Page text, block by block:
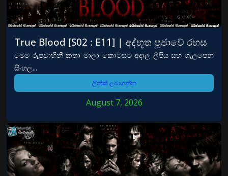
True Blood [S02 : E11] | අද්භූත පූජාවේ රහස
මෙම රුපවාහිනී කතා මාලා කොටසට අදාල ලිපිය සහ ගැලපෙන
සිංහල...
ලින්ක් ලබාගන්න
August 7, 2026